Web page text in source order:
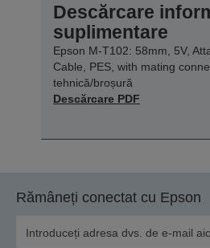
Descărcare
suplimentare
Epson M-T102: 58mm, 5V,
Cable, PES, with mating
tehnică/broșură
Descărcare PDF
Rămâneți conectat cu Epson